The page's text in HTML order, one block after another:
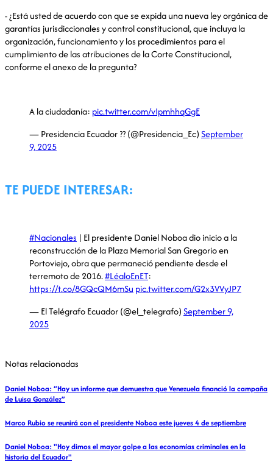
- ¿Está usted de acuerdo con que se expida una nueva ley orgánica de
garantías jurisdiccionales y control constitucional, que incluya la
organización, funcionamiento y los procedimientos para el
cumplimiento de las atribuciones de la Corte Constitucional,
conforme el anexo de la pregunta?
A la ciudadanía: pic.twitter.com/vIpmhhqGgE
— Presidencia Ecuador ?? (@Presidencia_Ec) September
9, 2025
TE PUEDE INTERESAR:
#Nacionales | El presidente Daniel Noboa dio inicio a la
reconstrucción de la Plaza Memorial San Gregorio en
Portoviejo, obra que permaneció pendiente desde el
terremoto de 2016.#LéaloEnET:
https://t.co/8GQcQM6mSu pic.twitter.com/G2x3VVyJP7
— El Telégrafo Ecuador (@el_telegrafo) September 9,
2025
Notas relacionadas
Daniel Noboa: “Hay un informe que demuestra que Venezuela financió la campaña
de Luisa González”
Marco Rubio se reunirá con el presidente Noboa este jueves 4 de septiembre
Daniel Noboa: "Hoy dimos el mayor golpe a las economías criminales en la
historia del Ecuador"